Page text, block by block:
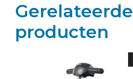
Gerelateerde
producten